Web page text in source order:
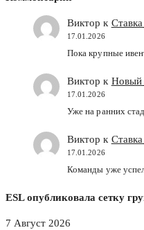
Виктор к
17.01.2026
Пока крупные
Виктор к Новый
17.01.2026
Уже на ранних
Виктор к
17.01.2026
Команды уже
ESL опубликовала сетку
7 Август 2026